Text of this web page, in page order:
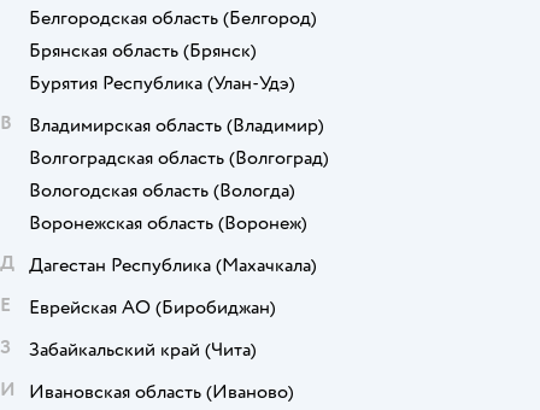
Белгородская область (Белгород)
Брянская область (Брянск)
Бурятия Республика (Улан-Удэ)
В
Владимирская область (Владимир)
Волгоградская область (Волгоград)
Вологодская область (Вологда)
Воронежская область (Воронеж)
Д Дагестан Республика (Махачкала)
Е
Еврейская АО (Биробиджан)
З
Забайкальский край (Чита)
И
Ивановская область (Иваново)